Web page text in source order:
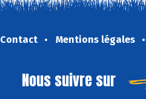
Contact Mentions légales
Nous suivre sur